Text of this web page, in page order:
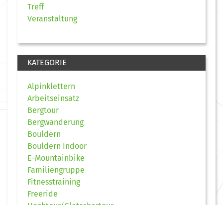
Treff
Veranstaltung
KATEGORIE
Alpinklettern
Arbeitseinsatz
Bergtour
Bergwanderung
Bouldern
Bouldern Indoor
E-Mountainbike
Familiengruppe
Fitnesstraining
Freeride